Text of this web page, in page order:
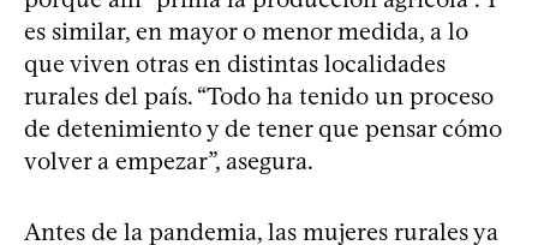
es similar, en mayor o menor medida, a lo
que viven otras en distintas localidades
rurales del país. “Todo ha tenido un proceso
de detenimiento y de tener que pensar cómo
volver a empezar”, asegura.
Antes de la pandemia, las mujeres rurales ya